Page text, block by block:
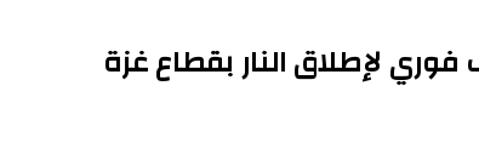
لإطلاق النار بقطاع غزة